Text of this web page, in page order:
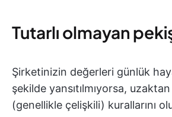
Tutarlı olmayan
Şirketinizin değerleri günlük
şekilde yansıtılmıyorsa,
(genellikle çelişkili) kurallarını